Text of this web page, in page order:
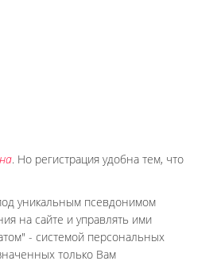
. Но регистрация удобна тем, что
уникальным псевдонимом
на сайте и управлять ими
- системой персональных
только Вам